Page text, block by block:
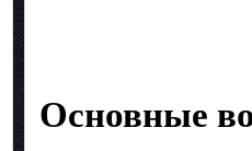
Основные